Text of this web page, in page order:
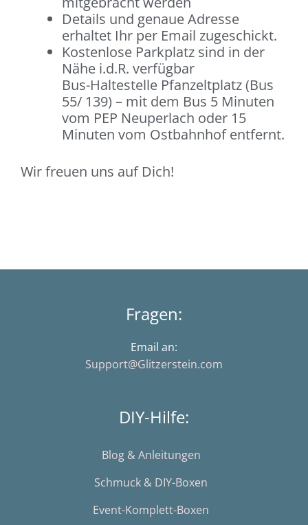
Details und genaue Adresse
erhaltet Ihr per Email zugeschickt.
Kostenlose Parkplatz sind in der
Nähe i.d.R. verfügbar
Bus-Haltestelle Pfanzeltplatz (Bus
55/ 139) – mit dem Bus 5 Minuten
vom PEP Neuperlach oder 15
Minuten vom Ostbahnhof entfernt.
Wir freuen uns auf Dich!
Fragen:
Email an:
Support@Glitzerstein.com
DIY-Hilfe:
Blog & Anleitungen
Schmuck & DIY-Boxen
Event-Komplett-Boxen